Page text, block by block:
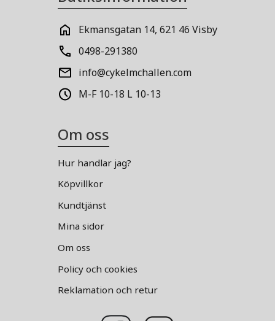
Ekmansgatan 14, 621 46 Visby
0498-291380
info@cykelmchallen.com
M-F 10-18 L 10-13
Om oss
Hur handlar jag?
Köpvillkor
Kundtjänst
Mina sidor
Om oss
Policy och cookies
Reklamation och retur